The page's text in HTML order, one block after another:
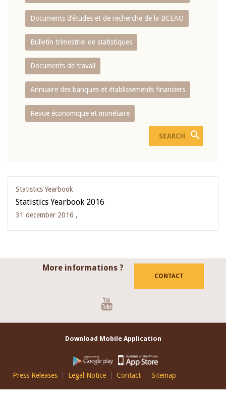
Documents d’études et de recherche de la BCEAO
Bulletin trimestriel de statistiques
Documents de travail
Annuaire des banques et établissements financiers
Revue économique et monétaire
Statistics Yearbook
Statistics Yearbook 2016
31 december 2016 ,
More informations ?
CONTACT
Download Mobile Application
Footer
EN
Press Releases Legal Notice Contact Sitemap